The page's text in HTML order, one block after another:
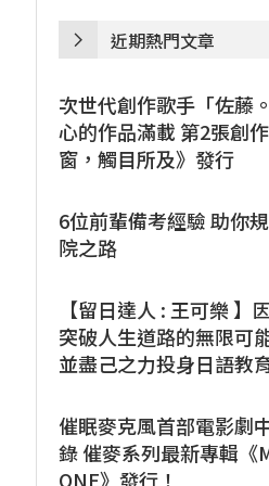
近期熱門文章
次世代創作歌手「佐藤
心的作品滿載 第2張創
窗，觸目所及》發行
6位前輩備考經驗 助你
院之路
【留日達人 : 王可樂 】
突破人生道路的無限可
並盡己之力投身日語教
催眠麥克風首部電影劇
錄 催麥系列最新專輯《
ONE》發行！